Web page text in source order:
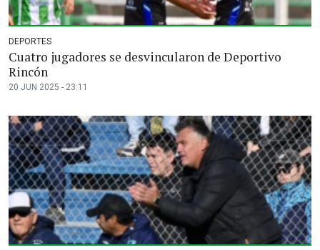
DEPORTES
Cuatro jugadores se desvincularon de Deportivo
Rincón
20 JUN 2025 - 23:11